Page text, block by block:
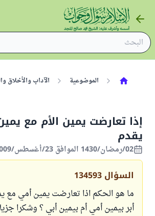
الموضوعية الآداب والأخلاق
إذا تعارضت يمين الأم مع
يقدم
02/رمضان/1430 الموافق 23/أغسطس/2009
السؤال 134593
ما هو الحكم اذا تعارضت يمين أمي مع
أبر بيمين أمي أم بيمين أبي ؟ وشكرا